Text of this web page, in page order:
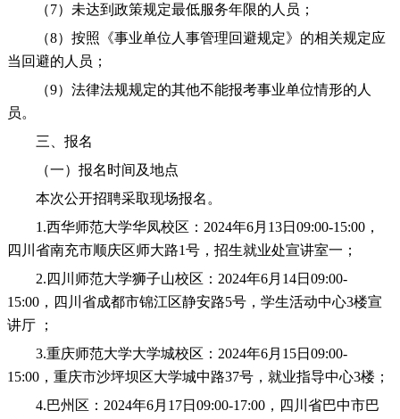
（7）未达到政策规定最低服务年限的人员；
（8）按照《事业单位人事管理回避规定》的相关规定应
当回避的人员；
（9）法律法规规定的其他不能报考事业单位情形的人
员。
三、报名
（一）报名时间及地点
本次公开招聘采取现场报名。
1.西华师范大学华凤校区：2024年6月13日09:00-15:00，
四川省南充市顺庆区师大路1号，招生就业处宣讲室一；
2.四川师范大学狮子山校区：2024年6月14日09:00-
15:00，四川省成都市锦江区静安路5号，学生活动中心3楼宣
讲厅 ；
3.重庆师范大学大学城校区：2024年6月15日09:00-
15:00，重庆市沙坪坝区大学城中路37号，就业指导中心3楼；
4.巴州区：2024年6月17日09:00-17:00，四川省巴中市巴